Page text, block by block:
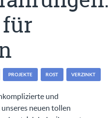
PROJEKTE ROST VERZINKT
und
neuen tollen